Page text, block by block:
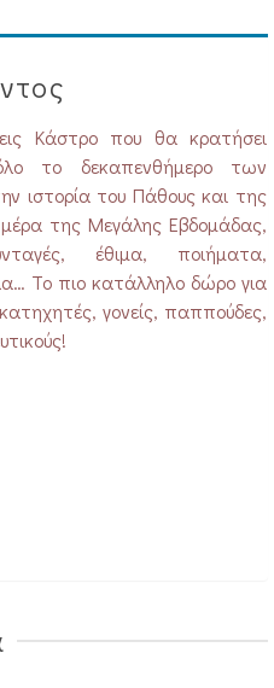
Κάστρο που θα κρατήσει
το δεκαπενθήμερο των
ιστορία του Πάθους και της
της Μεγάλης Εβδομάδας,
έθιμα, ποιήματα,
Το πιο κατάλληλο δώρο για
γονείς, παππούδες,